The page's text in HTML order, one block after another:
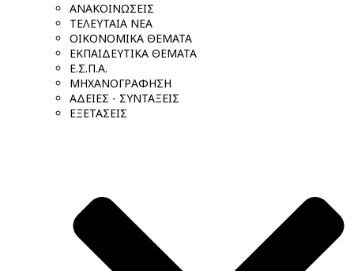
ΑΝΑΚΟΙΝΩΣΕΙΣ
ΤΕΛΕΥΤΑΙΑ ΝΕΑ
ΟΙΚΟΝΟΜΙΚΑ ΘΕΜΑΤΑ
ΕΚΠΑΙΔΕΥΤΙΚΑ ΘΕΜΑΤΑ
Ε.Σ.Π.Α.
ΜΗΧΑΝΟΓΡΑΦΗΣΗ
ΑΔΕΙΕΣ - ΣΥΝΤΑΞΕΙΣ
ΕΞΕΤΑΣΕΙΣ